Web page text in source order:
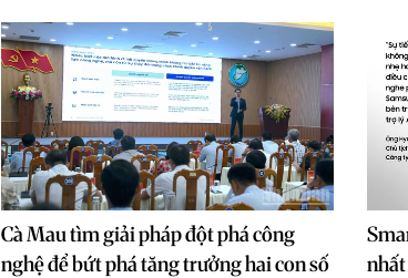
Cà Mau tìm giải pháp đột phá công
nghệ để bứt phá tăng trưởng hai con số